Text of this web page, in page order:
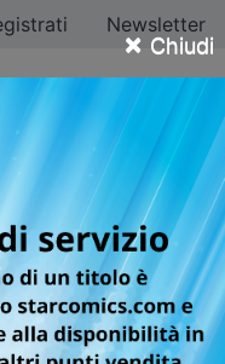
× Chiudi
Newsletter